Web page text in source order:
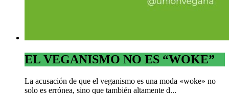
EL VEGANISMO NO ES “WOKE”
La acusación de que el veganismo es una moda «woke» no
solo es errónea, sino que también altamente d...